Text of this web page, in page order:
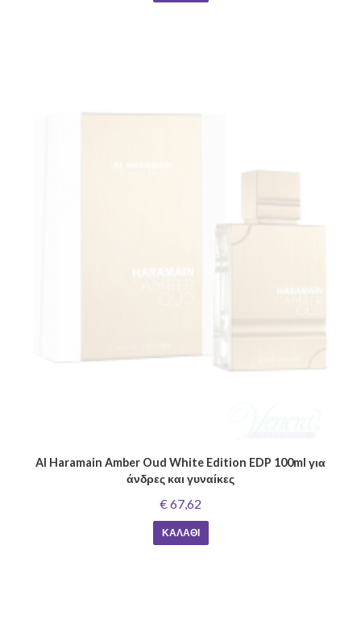
Al Haramain Amber Oud White Edition EDP 100ml για
άνδρες και γυναίκες
€ 67,62
ΚΑΛΆΘΙ